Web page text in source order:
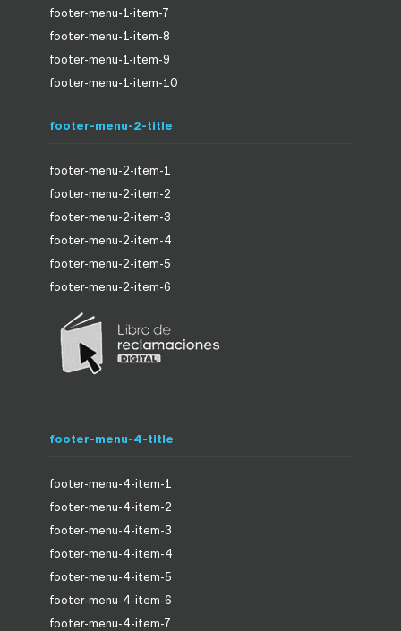
footer-menu-1-item-7
footer-menu-1-item-8
footer-menu-1-item-9
footer-menu-1-item-10
footer-menu-2-title
footer-menu-2-item-1
footer-menu-2-item-2
footer-menu-2-item-3
footer-menu-2-item-4
footer-menu-2-item-5
footer-menu-2-item-6
footer-menu-4-title
footer-menu-4-item-1
footer-menu-4-item-2
footer-menu-4-item-3
footer-menu-4-item-4
footer-menu-4-item-5
footer-menu-4-item-6
footer-menu-4-item-7